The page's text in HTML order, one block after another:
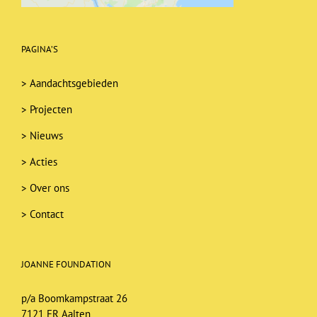
PAGINA’S
> Aandachtsgebieden
> Projecten
> Nieuws
> Acties
> Over ons
> Contact
JOANNE FOUNDATION
p/a Boomkampstraat 26
7121 ER Aalten